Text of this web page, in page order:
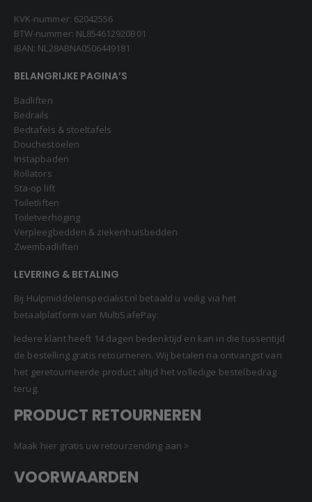
KVK-nummer: 62042556
BTW-nummer: NL854612920B01
IBAN: NL28ABNA0506449181
BELANGRIJKE PAGINA’S
Badliften
Bedrails
Bedtafels & stoeltafels
Douchestoelen
Instapbaden
Rollators
Sta-op lift
Toiletliften
Toiletverhoging
Verpleegbedden & ziekenhuisbedden
Zwembadliften
LEVERING & BETALING
Bij Hulpmiddelenspecialist.nl betaald u veilig via het
betaalplatform van MultiSafePay.
Iedere klant heeft 14 dagen bedenktijd en kan in die tussentijd
de bestelling gratis retourneren. Wij betalen na ontvangst van
het geretourneerde product altijd het volledige bestelbedrag
terug.
PRODUCT RETOURNEREN
Maak hier gratis uw retourzending aan >
VOORWAARDEN